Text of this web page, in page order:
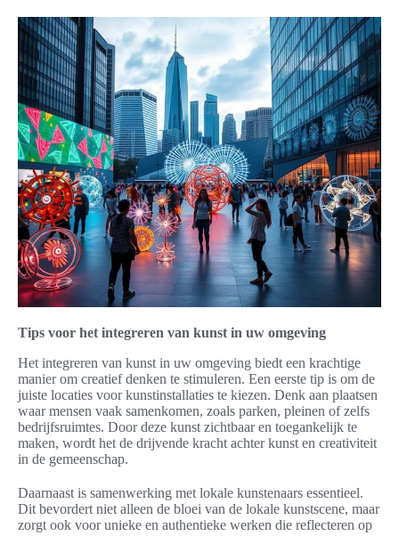
Tips voor het integreren van kunst in uw omgeving
Het integreren van kunst in uw omgeving biedt een krachtige
manier om creatief denken te stimuleren. Een eerste tip is om de
juiste locaties voor kunstinstallaties te kiezen. Denk aan plaatsen
waar mensen vaak samenkomen, zoals parken, pleinen of zelfs
bedrijfsruimtes. Door deze kunst zichtbaar en toegankelijk te
maken, wordt het de drijvende kracht achter kunst en creativiteit
in de gemeenschap.
Daarnaast is samenwerking met lokale kunstenaars essentieel.
Dit bevordert niet alleen de bloei van de lokale kunstscene, maar
zorgt ook voor unieke en authentieke werken die reflecteren op